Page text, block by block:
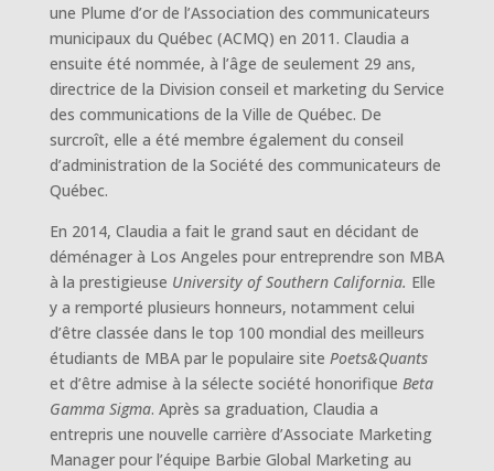
une Plume d’or de l’Association des communicateurs
municipaux du Québec (ACMQ) en 2011. Claudia a
ensuite été nommée, à l’âge de seulement 29 ans,
directrice de la Division conseil et marketing du Service
des communications de la Ville de Québec. De
surcroît, elle a été membre également du conseil
d’administration de la Société des communicateurs de
Québec.
En 2014, Claudia a fait le grand saut en décidant de
déménager à Los Angeles pour entreprendre son MBA
à la prestigieuse University of Southern California. Elle
y a remporté plusieurs honneurs, notamment celui
d’être classée dans le top 100 mondial des meilleurs
étudiants de MBA par le populaire site Poets&Quants
et d’être admise à la sélecte société honorifique Beta
Gamma Sigma. Après sa graduation, Claudia a
entrepris une nouvelle carrière d’Associate Marketing
Manager pour l’équipe Barbie Global Marketing au